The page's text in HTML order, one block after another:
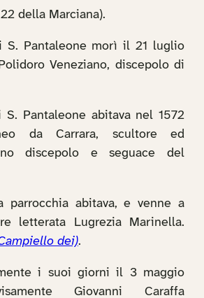
della Marciana).
S. Pantaleone morì il 21 luglio
Veneziano, discepolo di
Pantaleone abitava nel 1572
da Carrara, scultore ed
discepolo e seguace del
parrocchia abitava, e venne a
letterata Lugrezia Marinella.
dei).
i suoi giorni il 3 maggio
Giovanni Caraffa